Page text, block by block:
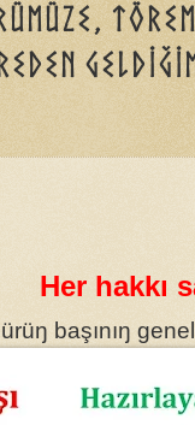
Her hakkı
başınıŋ